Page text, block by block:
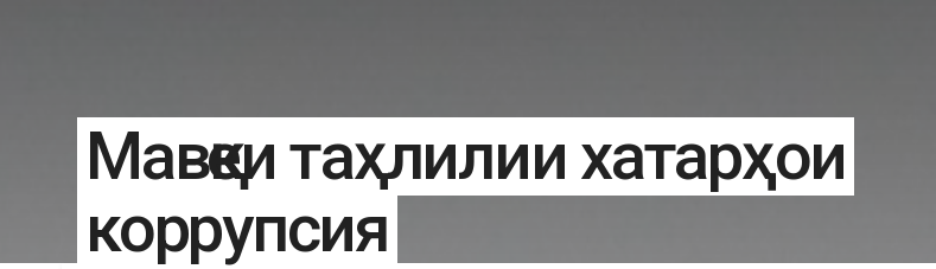
Мавқеи таҳлилии хатарҳои
коррупсия